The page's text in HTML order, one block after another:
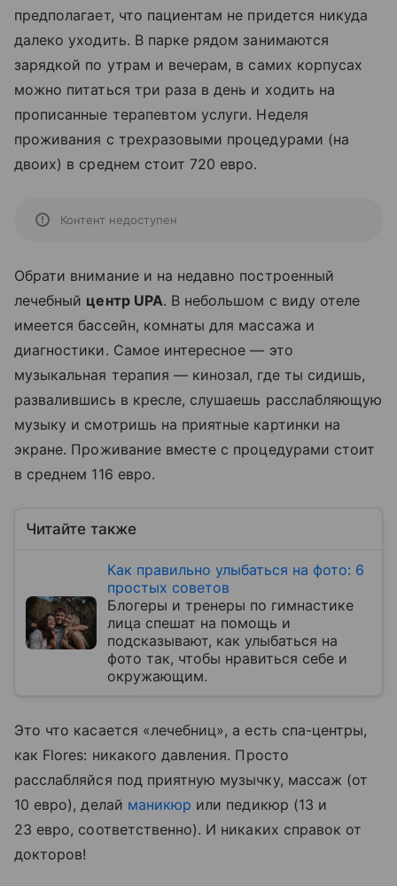
предполагает, что пациентам не придется никуда
далеко уходить. В парке рядом занимаются
зарядкой по утрам и вечерам, в самих корпусах
можно питаться три раза в день и ходить на
прописанные терапевтом услуги. Неделя
проживания с трехразовыми процедурами (на
двоих) в среднем стоит 720 евро.
Контент недоступен
Обрати внимание и на недавно построенный
лечебный центр UPA. В небольшом с виду отеле
имеется бассейн, комнаты для массажа и
диагностики. Самое интересное — это
музыкальная терапия — кинозал, где ты сидишь,
развалившись в кресле, слушаешь расслабляющую
музыку и смотришь на приятные картинки на
экране. Проживание вместе с процедурами стоит
в среднем 116 евро.
Читайте также
Как правильно улыбаться на фото: 6
простых советов
Блогеры и тренеры по гимнастике
лица спешат на помощь и
подсказывают, как улыбаться на
фото так, чтобы нравиться себе и
окружающим.
Это что касается «лечебниц», а есть спа-центры,
как Flores: никакого давления. Просто
расслабляйся под приятную музычку, массаж (от
10 евро), делай маникюр или педикюр (13 и
23 евро, соответственно). И никаких справок от
докторов!